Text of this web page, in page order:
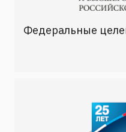
Федеральные